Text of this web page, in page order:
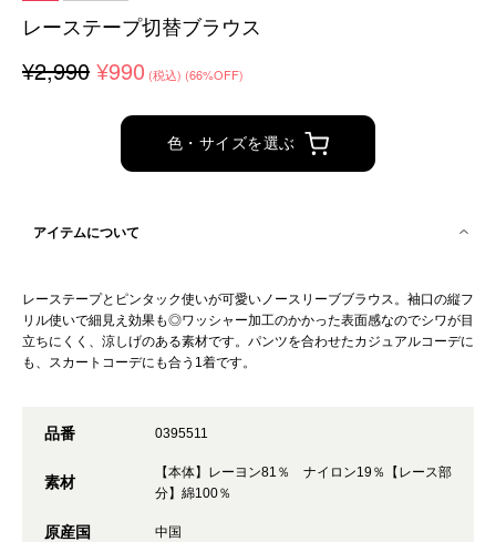
レーステープ切替ブラウス
¥2,990 ¥990 (税込) (66%OFF)
色・サイズを選ぶ
アイテムについて
レーステープとピンタック使いが可愛いノースリーブブラウス。袖口の縦フ
リル使いで細見え効果も◎ワッシャー加工のかかった表面感なのでシワが目
立ちにくく、涼しげのある素材です。パンツを合わせたカジュアルコーデに
も、スカートコーデにも合う1着です。
品番 0395511
素材
【本体】レーヨン81％ ナイロン19％【レース部
分】綿100％
原産国 中国